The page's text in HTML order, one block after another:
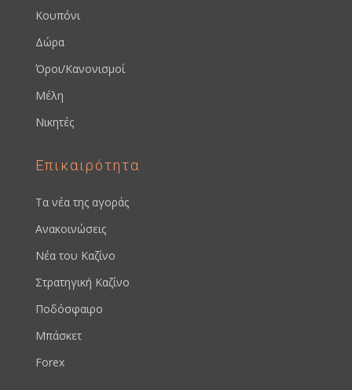
Κουπόνι
Δώρα
Όροι/Κανονισμοί
Μέλη
Νικητές
Επικαιρότητα
Τα νέα της αγοράς
Ανακοινώσεις
Νέα του Καζίνο
Στρατηγική Καζίνο
Ποδόσφαιρο
Μπάσκετ
Forex